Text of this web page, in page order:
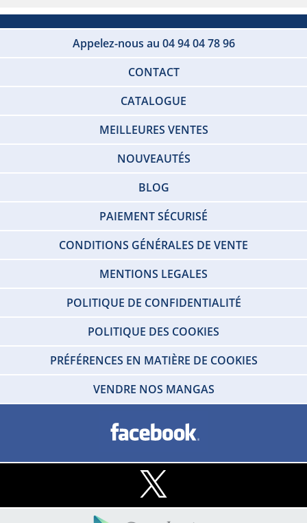
Appelez-nous au 04 94 04 78 96
CONTACT
CATALOGUE
MEILLEURES VENTES
NOUVEAUTÉS
BLOG
PAIEMENT SÉCURISÉ
CONDITIONS GÉNÉRALES DE VENTE
MENTIONS LEGALES
POLITIQUE DE CONFIDENTIALITÉ
POLITIQUE DES COOKIES
PRÉFÉRENCES EN MATIÈRE DE COOKIES
VENDRE NOS MANGAS